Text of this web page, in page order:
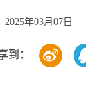
2025年03月07日
到：